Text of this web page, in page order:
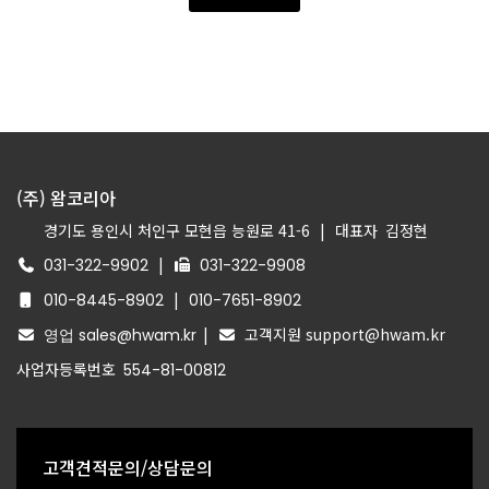
(주) 왐코리아
경기도 용인시 처인구 모현읍 능원로 41-6 | 대표자 김정현
031-322-9902 |
031-322-9908
010-8445-8902 | 010-7651-8902
영업 sales@hwam.kr |
고객지원 support@hwam.kr
사업자등록번호 554-81-00812
고객견적문의/상담문의